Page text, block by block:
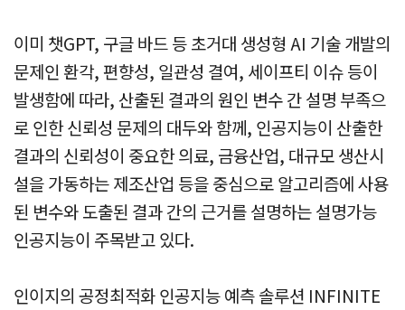
이미 챗GPT, 구글 바드 등 초거대 생성형 AI 기술 개발의
문제인 환각, 편향성, 일관성 결여, 세이프티 이슈 등이
발생함에 따라, 산출된 결과의 원인 변수 간 설명 부족으
로 인한 신뢰성 문제의 대두와 함께, 인공지능이 산출한
결과의 신뢰성이 중요한 의료, 금융산업, 대규모 생산시
설을 가동하는 제조산업 등을 중심으로 알고리즘에 사용
된 변수와 도출된 결과 간의 근거를 설명하는 설명가능
인공지능이 주목받고 있다.
인이지의 공정최적화 인공지능 예측 솔루션 INFINITE